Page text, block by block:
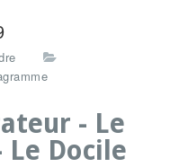
- Le
Le Docile